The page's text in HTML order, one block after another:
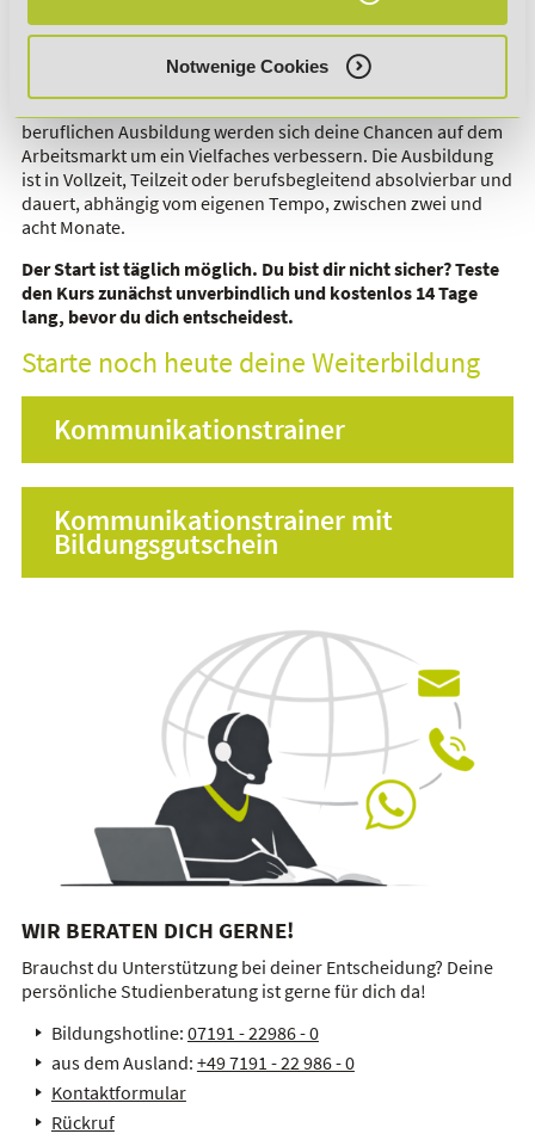
Notwenige Cookies
Die Weiterbildung ist mit einer Vielzahl an weiteren
Qualifizierungsmaßnahmen und Fernlehrgängen
kombinierbar, etwa mit einem Studium der Psychologie oder
beruflichen Ausbildung werden sich deine Chancen auf dem
Arbeitsmarkt um ein Vielfaches verbessern. Die Ausbildung
ist in Vollzeit, Teilzeit oder berufsbegleitend absolvierbar und
dauert, abhängig vom eigenen Tempo, zwischen zwei und
acht Monate.
Der Start ist täglich möglich. Du bist dir nicht sicher? Teste
den Kurs zunächst unverbindlich und kostenlos 14 Tage
lang, bevor du dich entscheidest.
Starte noch heute deine Weiterbildung
Kommunikationstrainer
Kommunikationstrainer mit
Bildungsgutschein
WIR BERATEN DICH GERNE!
Brauchst du Unterstützung bei deiner Entscheidung? Deine
persönliche Studienberatung ist gerne für dich da!
Bildungshotline: 07191 - 22986 - 0
aus dem Ausland: +49 7191 - 22 986 - 0
Kontaktformular
Rückruf